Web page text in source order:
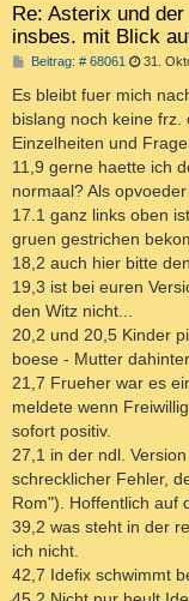
Re: Asterix und
insbes. mit Blick
Beitrag: # 68061 B
i
r
a
g
31.
Es bleibt fuer mich
bislang noch keine
Einzelheiten und
11,9 gerne haette ich
normaal? Als
17.1 ganz links oben
gruen gestrichen
18,2 auch hier bitte
19,3 ist bei euren
den Witz nicht...
20,2 und 20,5 Kinder
boese - Mutter
21,7 Frueher war es
meldete wenn
sofort positiv.
27,1 in der ndl.
schrecklicher Fehler,
Rom"). Hoffentlich auf
39,2 was steht in der
ich nicht.
42,7 Idefix schwimmt